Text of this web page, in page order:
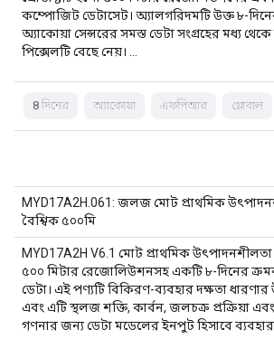
কম্পোজিট ডেটাসেট। অ্যালগরিদমটি উক্ত ৮-
অ্যাকোয়া সেন্সরের সমস্ত ডেটা সংগ্রহের মধ্য
পিক্সেলটি বেছে নেয়। …
8 দিনের অ্যাকোয়া এফপিআর গ্লোবাল
MYD17A2H.061: জলজ মোট প্রাথমিক
বৈশ্বিক ৫০০মি
MYD17A2H V6.1 মোট প্রাথমিক
৫০০ মিটার রেজোলিউশনসহ একটি ৮-দিনের
ডেটা। এই পণ্যটি বিকিরণ-ব্যবহার দক্ষতা
এবং এটি স্থলজ শক্তি, কার্বন, জলচক্র প্রক্রিয়া
গণনার জন্য ডেটা মডেলের ইনপুট হিসাবে ব্যবহার